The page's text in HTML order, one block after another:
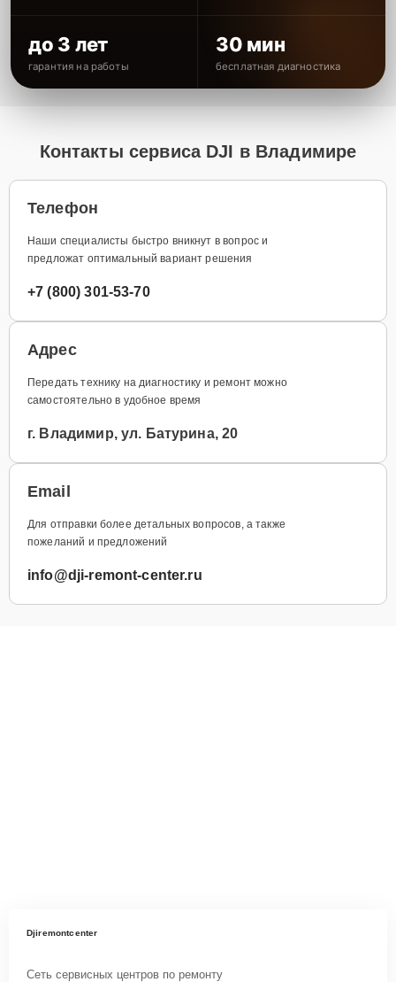
до 3 лет
гарантия на работы
30 мин
бесплатная диагностика
Контакты сервиса DJI в Владимире
Телефон
Наши специалисты быстро вникнут в вопрос и
предложат оптимальный вариант решения
+7 (800) 301-53-70
Адрес
Передать технику на диагностику и ремонт можно
самостоятельно в удобное время
г. Владимир, ул. Батурина, 20
Email
Для отправки более детальных вопросов, а также
пожеланий и предложений
info@dji-remont-center.ru
Djiremontcenter
Сеть сервисных центров по ремонту